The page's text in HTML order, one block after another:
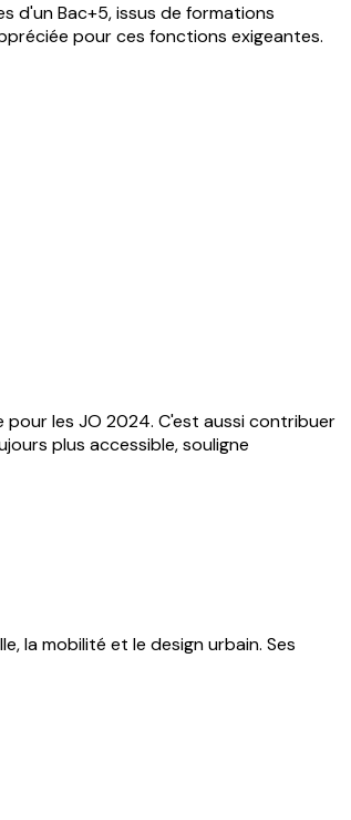
d'un Bac+5, issus de formations
pour ces fonctions exigeantes.
les JO 2024. C'est aussi contribuer
plus accessible, souligne
la mobilité et le design urbain. Ses